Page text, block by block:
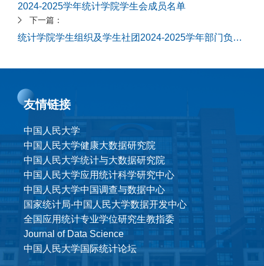
2024-2025学年统计学院学生会成员名单
下一篇：
统计学院学生组织及学生社团2024-2025学年部门负责人选聘公告
友情链接
中国人民大学
中国人民大学健康大数据研究院
中国人民大学统计与大数据研究院
中国人民大学应用统计科学研究中心
中国人民大学中国调查与数据中心
国家统计局-中国人民大学数据开发中心
全国应用统计专业学位研究生教指委
Journal of Data Science
中国人民大学国际统计论坛